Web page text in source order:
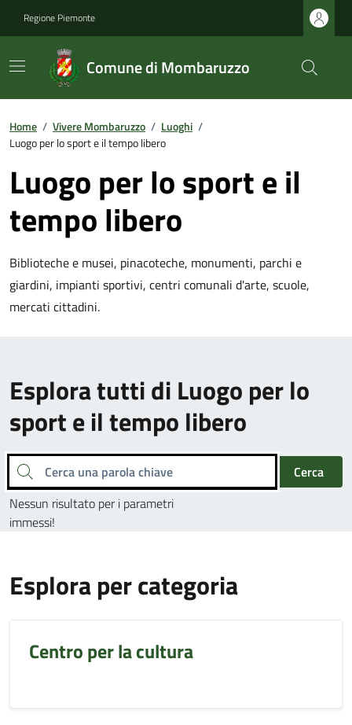
Regione Piemonte
Comune di Mombaruzzo
Home / Vivere Mombaruzzo / Luoghi /
Luogo per lo sport e il tempo libero
Luogo per lo sport e il
tempo libero
Biblioteche e musei, pinacoteche, monumenti, parchi e
giardini, impianti sportivi, centri comunali d'arte, scuole,
mercati cittadini.
Esplora tutti di Luogo per lo
sport e il tempo libero
Cerca una parola chiave
Cerca
Nessun risultato per i parametri
immessi!
Esplora per categoria
Centro per la cultura